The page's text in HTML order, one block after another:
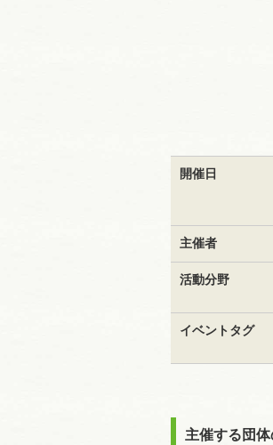
開催日
主催者
活動分野
イベントタグ
主催する団